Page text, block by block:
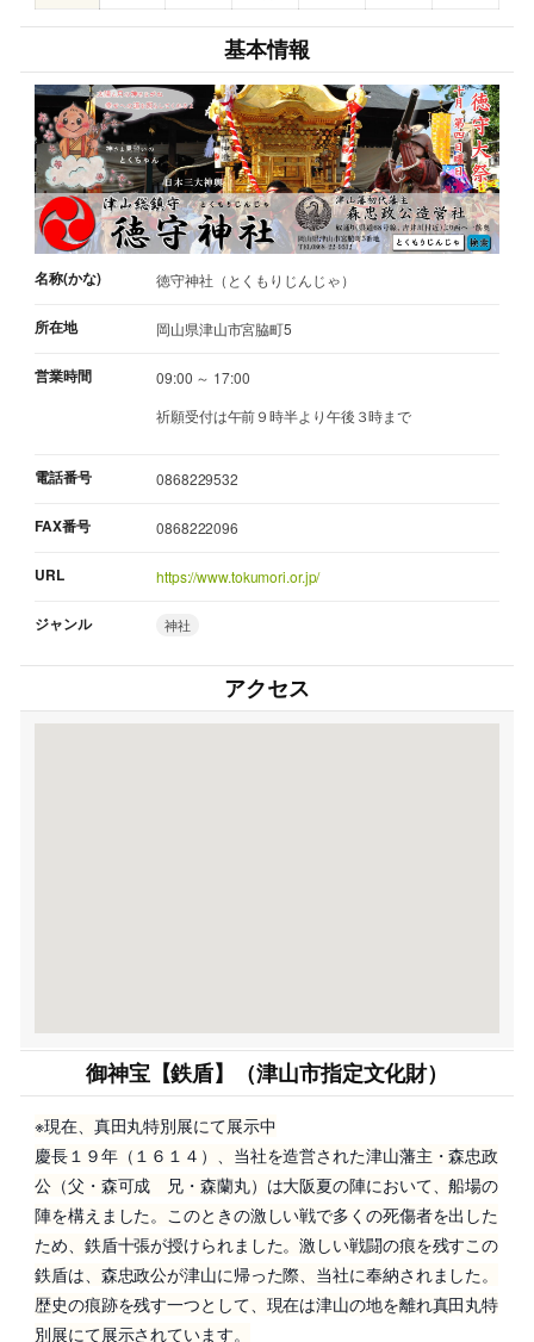
基本情報
名称(かな) 徳守神社（とくもりじんじゃ）
所在地 岡山県津山市宮脇町5
営業時間
09:00 ～ 17:00
祈願受付は午前９時半より午後３時まで
電話番号 0868229532
FAX番号 0868222096
URL https://www.tokumori.or.jp/
ジャンル 神社
アクセス
御神宝【鉄盾】（津山市指定文化財）
※現在、真田丸特別展にて展示中
慶長１９年（１６１４）、当社を造営された津山藩主・森忠政
公（父・森可成 兄・森蘭丸）は大阪夏の陣において、船場の
陣を構えました。このときの激しい戦で多くの死傷者を出した
ため、鉄盾十張が授けられました。激しい戦闘の痕を残すこの
鉄盾は、森忠政公が津山に帰った際、当社に奉納されました。
歴史の痕跡を残す一つとして、現在は津山の地を離れ真田丸特
別展にて展示されています。